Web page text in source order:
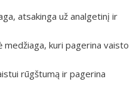
atsakinga už analgetinį ir
kuri pagerina vaisto
rūgštumą ir pagerina